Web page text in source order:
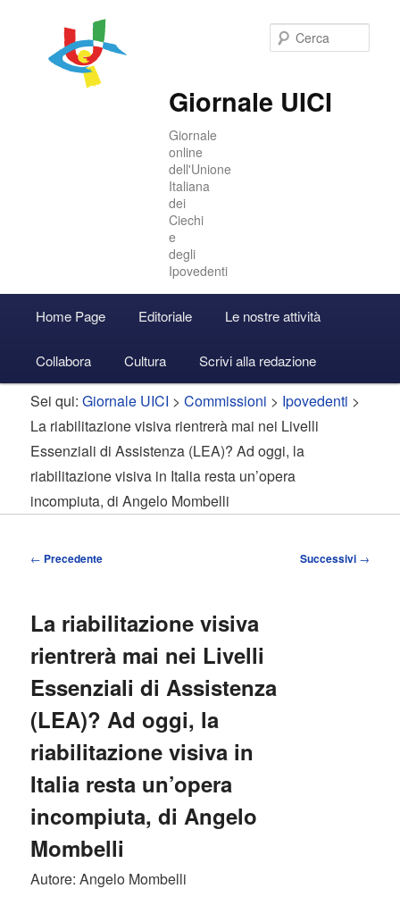
Giornale UICI
Giornale
online
dell'Unione
Italiana
dei
Ciechi
e
degli
Ipovedenti
principale
Vai
al
contenuto
principale
Vai
al
contenuto
secondario
Accedi
Home Page Editoriale Le nostre attività
Collabora Cultura Scrivi alla redazione
Sei qui:Giornale UICI >Commissioni > Ipovedenti >
La riabilitazione visiva rientrerà mai nei Livelli
Essenziali di Assistenza (LEA)? Ad oggi, la
riabilitazione visiva in Italia resta un’opera
incompiuta, di Angelo Mombelli
Navigazione
← Precedente Successivi →
La riabilitazione visiva
rientrerà mai nei Livelli
Essenziali di Assistenza
(LEA)? Ad oggi, la
riabilitazione visiva in
Italia resta un’opera
incompiuta, di Angelo
Mombelli
Autore: Angelo Mombelli